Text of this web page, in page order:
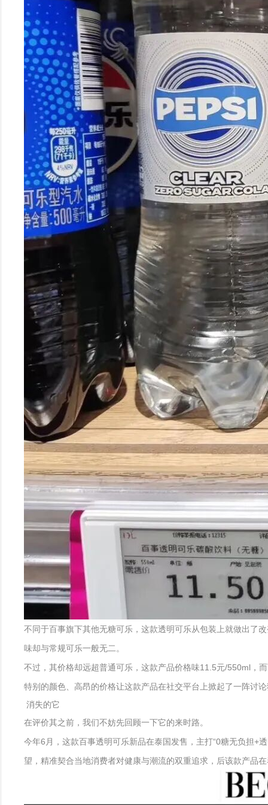
不同于百事旗下其他无糖可乐，这款透明可乐从包装上就做出了
味却与常规可乐一般无二。
不过，其价格却远超普通可乐，这款产品价格味11.5元/550ml，
特别的颜色、高昂的价格让这款产品在社交平台上掀起了一阵讨
消失的它
在评价其之前，我们不妨先回顾一下它的来时路。
今年6月，这款百事透明可乐新品在泰国发售，主打“0糖无负担+
望，精准契合当地消费者对健康与潮流的双重追求，后该款产品